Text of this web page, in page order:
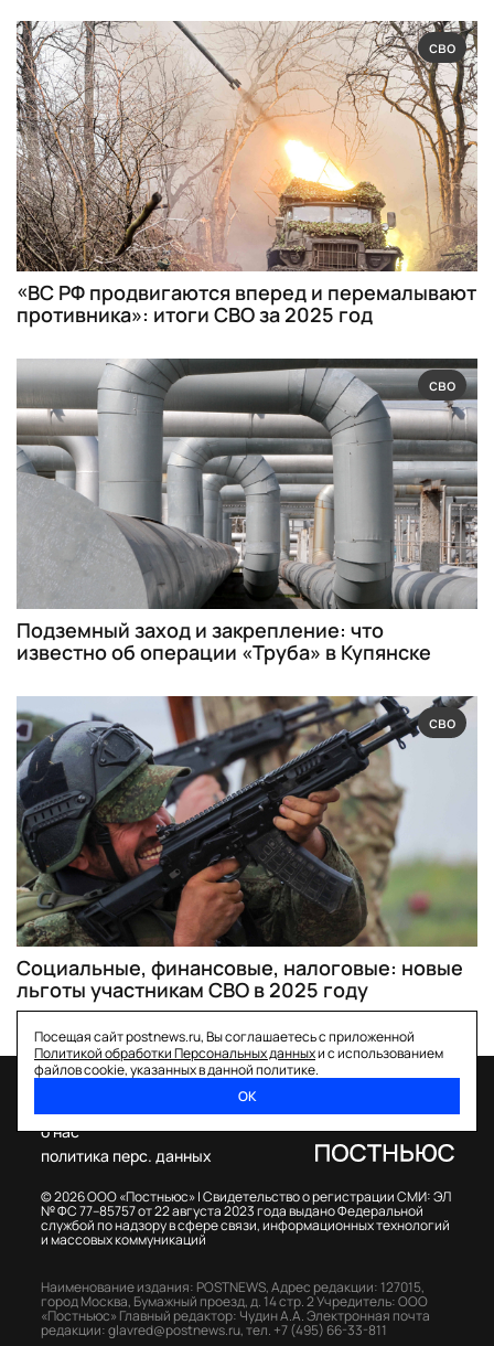
сво
«ВС РФ продвигаются вперед и перемалывают
противника»: итоги СВО за 2025 год
сво
Подземный заход и закрепление: что
известно об операции «Труба» в Купянске
сво
Социальные, финансовые, налоговые: новые
льготы участникам СВО в 2025 году
Посещая сайт postnews.ru, Вы соглашаетесь с приложенной
Политикой обработки Персональных данныхи с использованием
файлов cookie, указанных в данной политике.
ОК
© 2026 ООО «Постньюс» |Свидетельство о регистрации СМИ: ЭЛ
№ ФС 77–85757 от 22 августа 2023 года выдано Федеральной
службой по надзору в сфере связи, информационных технологий
и массовых коммуникаций
о нас
политика перс. данных
Наименование издания: POSTNEWS,Адрес редакции: 127015,
город Москва, Бумажный проезд, д. 14 стр. 2Учредитель: ООО
«Постньюс» Главный редактор: Чудин А.А.Электронная почта
редакции:glavred@postnews.ru,тел. +7 (495) 66-33-811